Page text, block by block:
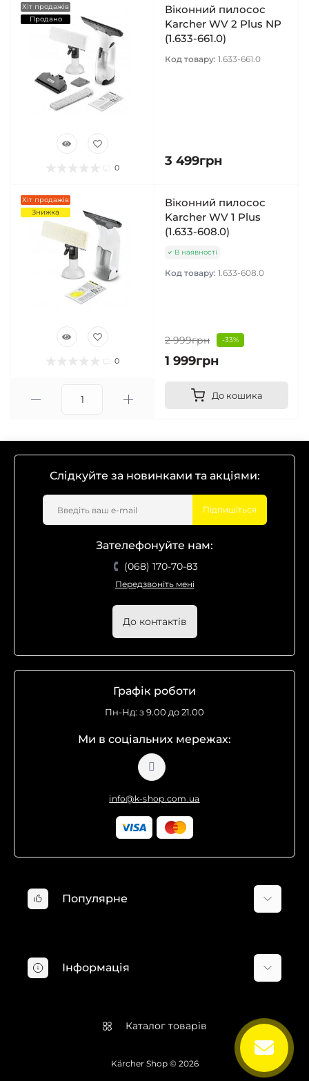
Хіт продажів
Продано
0
Віконний пилосос
Karcher WV 2 Plus NP
(1.633-661.0)
Код товару: 1.633-661.0
3 499грн
Хіт продажів
Знижка
0
Віконний пилосос
Karcher WV 1 Plus
(1.633-608.0)
В наявності
Код товару: 1.633-608.0
2 999грн -33%
1 999грн
До кошика
Слідкуйте за новинками та акціями:
Підпишіться
Зателефонуйте нам:
(068) 170-70-83
Передзвоніть мені
До контактів
Графік роботи
Пн-Нд: з 9.00 до 21.00
Ми в соціальних мережах:
info@k-shop.com.ua
Популярне
Пилососи Karcher
Господарські пилососи Karcher
Віконні пилососи Karcher
Інформація
Доставка та оплата
Угода користувача
Каталог товарів
Kärcher Shop © 2026